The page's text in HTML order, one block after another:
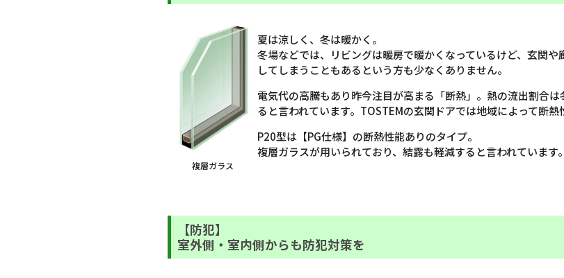
複層ガラス
夏は涼しく、冬は暖かく。
冬場などでは、リビングは暖房で暖かくなっているけど、玄関
してしまうこともあるという方も少なくありません。
電気代の高騰もあり昨今注目が高まる「断熱」。熱の流出割合
ると言われています。TOSTEMの玄関ドアでは地域によって断熱
P20型は【PG仕様】の断熱性能ありのタイプ。
複層ガラスが用いられており、結露も軽減すると言われています。
【防犯】
室外側・室内側からも防犯対策を